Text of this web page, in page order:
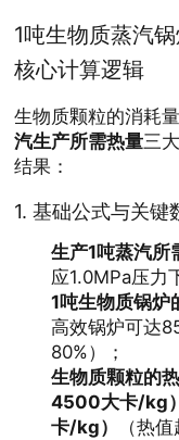
1吨生物质蒸汽
核心计算逻辑
生物质颗粒的消耗
汽生产所需热量三
结果：
1.基础公式与关键
生产1吨蒸汽所
应1.0MPa压力
1吨生物质锅炉
高效锅炉可达
80%）；
生物质颗粒的
4500大卡/kg
卡/kg）
（热